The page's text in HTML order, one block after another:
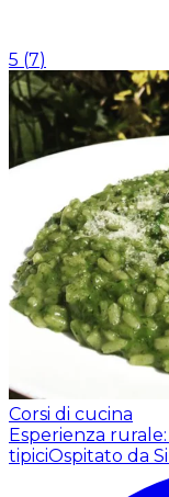
5 (7)
Corsi di cucina
Esperienza
tipiciOspitato da